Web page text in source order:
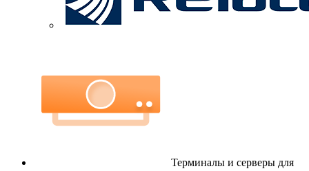
Терминалы и серверы для